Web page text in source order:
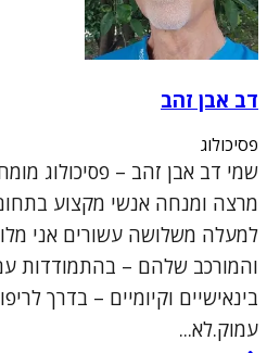
דב אבן זהב
פסיכולוג
שמי דב אבן זהב – פסיכולוג
מרצה ומנחה אנשי מקצוע
למעלה משלושה עשורים אני
והמורכב שלהם – בהתמודדות
בינאישיים וקיומיים – בדרך
עמוק.לא...